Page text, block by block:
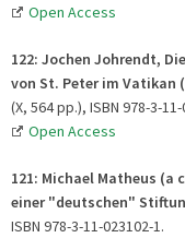
Open Access
122: Jochen Johrendt,
von St. Peter im Vatikan
(X, 564 pp.), ISBN 978-3-
Open Access
121: Michael Matheus (a
einer "deutschen"
ISBN 978-3-11-023102-1.